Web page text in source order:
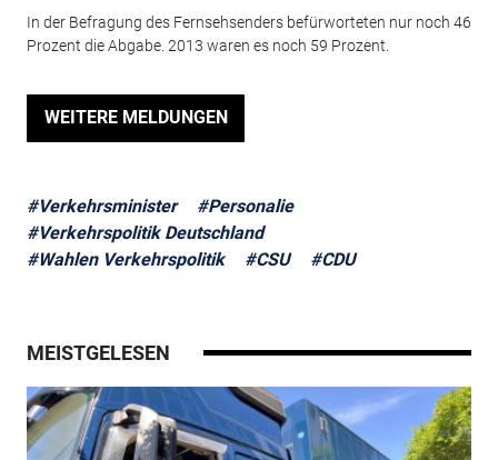
In der Befragung des Fernsehsenders befürworteten nur noch 46
Prozent die Abgabe. 2013 waren es noch 59 Prozent.
WEITERE MELDUNGEN
#Verkehrsminister
#Personalie
#Verkehrspolitik Deutschland
#Wahlen Verkehrspolitik
#CSU #CDU
MEISTGELESEN